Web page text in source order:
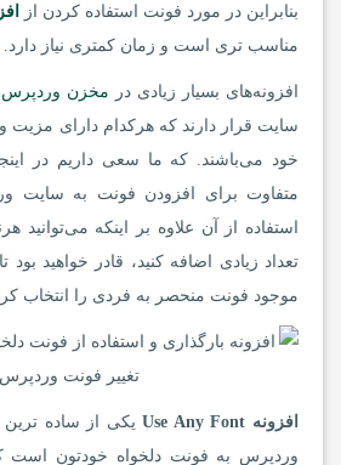
بنابراین در مورد فونت استفاده کردن از
مناسب تری است و زمان کمتری نیاز دارد.
افزونه‌های بسیار زیادی در مخزن وردپرس
سایت قرار دارند که هرکدام دارای مزیت
خود می‌باشند. که ما سعی داریم در
متفاوت برای افزودن فونت به سایت
استفاده از آن علاوه بر اینکه می‌توانید
تعداد زیادی اضافه کنید، قادر خواهید بود
موجود فونت منحصر به فردی را انتخاب
افزونه Use Any Font
یکی از ساده ترین
وردپرس به فونت دلخواه خودتون است